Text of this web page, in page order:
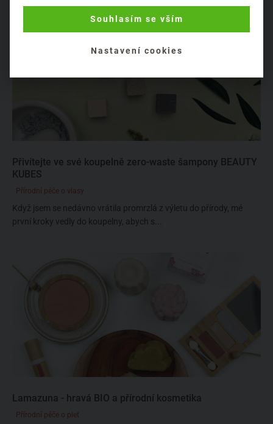
Přivítejte ve své koupelně zero-waste šampony BEAUTY
KUBES
Přírodní péče o vlasy
Když jsem se nedávno vrátila promrzlá z výletu do přírody, mé
první kroky vedly do koupelny, abych s...
Lamazuna - hravá BIO a přírodní kosmetika
Přírodní péče o pleť
Souhlasím se vším
Nastavení cookies